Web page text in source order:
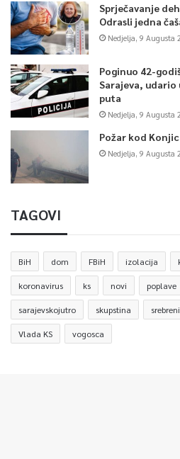
Sprječavanje
Odrasli jedna
Nedjelja, 9 Augusta
Poginuo 42-
Sarajeva,
puta
Nedjelja, 9 Augusta
Požar kod
Nedjelja, 9 Augusta
TAGOVI
BiH dom FBiH izolacija
koronavirus ks novi poplave
sarajevskojutro skupstina
Vlada KS vogosca